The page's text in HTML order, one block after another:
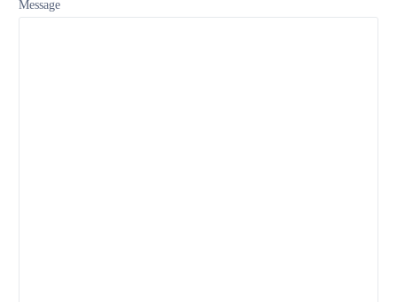
Message